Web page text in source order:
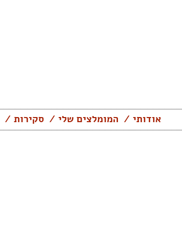
אודותי המומלצים שלי סקירות